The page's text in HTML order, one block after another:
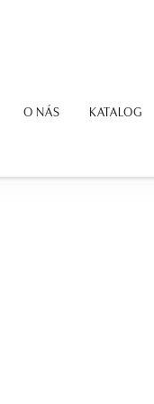
O NÁS KATALOG